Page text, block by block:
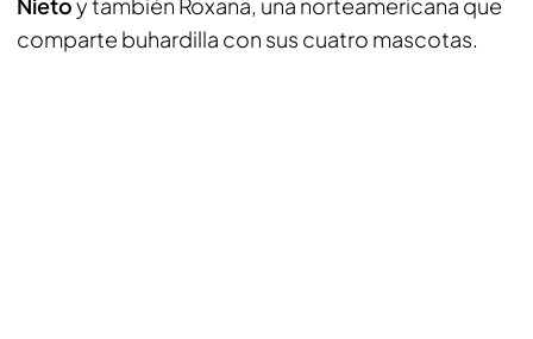
comparte buhardilla con sus cuatro mascotas.